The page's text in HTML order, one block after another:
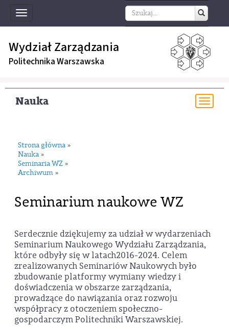
Toggle
navigation
Wydział Zarządzania
Politechnika Warszawska
Nauka
Strona główna »
Nauka »
Seminaria WZ »
Archiwum »
Seminarium naukowe WZ
Serdecznie dziękujemy za udział w wydarzeniach
Seminarium Naukowego Wydziału Zarządzania,
które odbyły się w latach2016-2024. Celem
zrealizowanych Seminariów Naukowych było
zbudowanie platformy wymiany wiedzy i
doświadczenia w obszarze zarządzania,
prowadzące do nawiązania oraz rozwoju
współpracy z otoczeniem społeczno-
gospodarczym Politechniki Warszawskiej.